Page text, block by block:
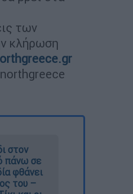
των
κλήρωση
στον
πάνω σε
φθάνει
του –